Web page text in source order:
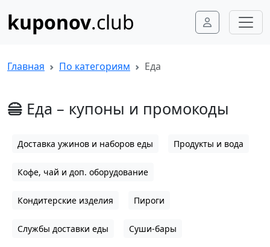
kuponov.club
Главная По категориям Еда
Еда – купоны и промокоды
Доставка ужинов и наборов еды Продукты и вода
Кофе, чай и доп. оборудование
Кондитерские изделия Пироги
Службы доставки еды Суши-бары